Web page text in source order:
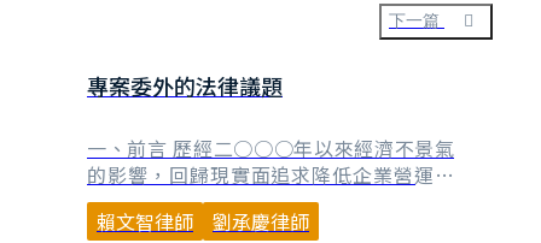
將特定營業分割與裁減公司組織，以追求專
業化與效率化的需要，但限於以往法律上並
未明文規定公司分⋯
下一篇
專案委外的法律議題
一、前言 歷經二○○○年以來經濟不景氣
的影響，回歸現實面追求降低企業營運成
本，已成為國內外企業一致追求的目標，而
將非屬於核心業務之事項委外處理，即成為
賴文智律師 劉承慶律師